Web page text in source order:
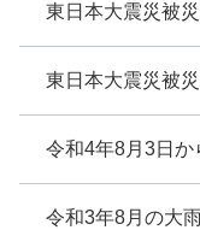
東日本大震災被
東日本大震災被
令和4年8月3日か
令和3年8月の大